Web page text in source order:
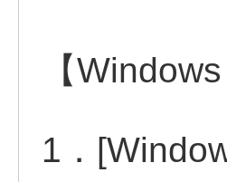
【Windows
1．